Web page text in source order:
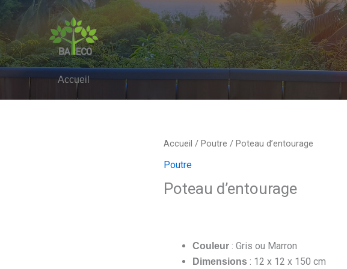
Accueil
Accueil / Poutre / Poteau d’entourage
Poutre
Poteau d’entourage
Couleur : Gris ou Marron
Dimensions : 12 x 12 x 150 cm
quantité
de
d'entourage